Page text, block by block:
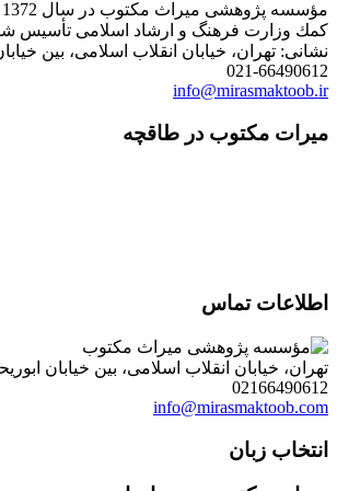
كمك وزارت فرهنگ و ارشاد اسلامی تأسیس
نشانی: تهران، خیابان انقلاب اسلامی، بین خیابان ابوریحان و
021-66490612
info@mirasmaktoob.ir
میرات مکتوب در طاقچه
اطلاعات تماس
تهران، خیابان انقلاب اسلامی، بین خیابان ابوریحان و خیابان دانشگاه، شمارۀ 1182 (ساختمان فروردین)، طبقۀ
02166490612
info@mirasmaktoob.com
انتخاب زبان